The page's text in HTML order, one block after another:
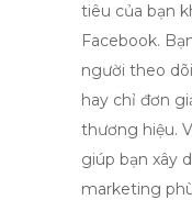
tiêu của bạn
Facebook.
người theo
hay chỉ đơn
thương hiệu.
giúp bạn xây
marketing